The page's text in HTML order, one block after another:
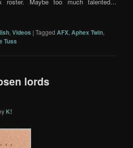
roster. Maybe too much talented…
,Videos |Tagged AFX,Aphex Twin,
Tuss
lords
K!